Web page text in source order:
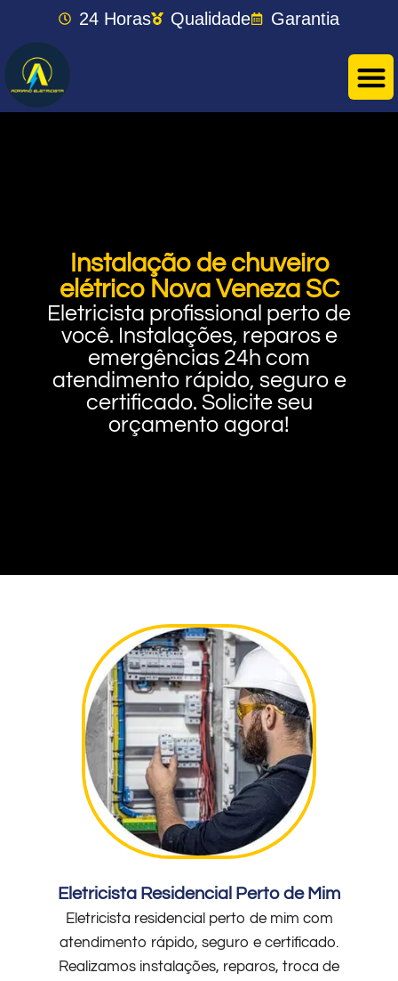
24 Horas Qualidade Garantia
Instalação de chuveiro
elétrico Nova Veneza SC
Eletricista profissional perto de
você. Instalações, reparos e
emergências 24h com
atendimento rápido, seguro e
certificado. Solicite seu
orçamento agora!
Eletricista Residencial Perto de Mim
Eletricista residencial perto de mim com
atendimento rápido, seguro e certificado.
Realizamos instalações, reparos, troca de